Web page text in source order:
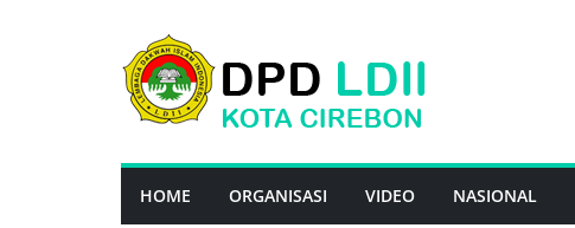
HOME ORGANISASI VIDEO NASIONAL